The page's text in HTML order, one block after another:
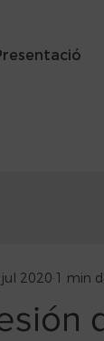
2020 1 min